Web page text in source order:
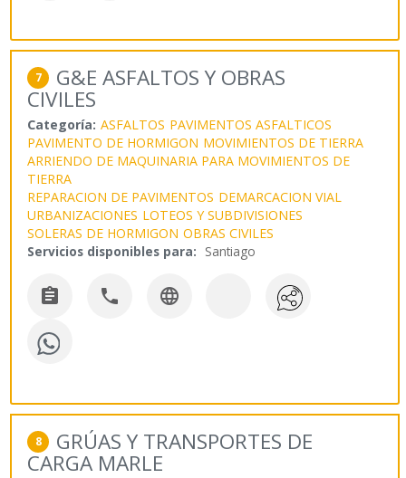
7 G&E ASFALTOS Y OBRAS
CIVILES
Categoría: ASFALTOS PAVIMENTOS ASFALTICOS
PAVIMENTO DE HORMIGON MOVIMIENTOS DE TIERRA
ARRIENDO DE MAQUINARIA PARA MOVIMIENTOS DE
TIERRA
REPARACION DE PAVIMENTOS DEMARCACION VIAL
URBANIZACIONES LOTEOS Y SUBDIVISIONES
SOLERAS DE HORMIGON OBRAS CIVILES
Servicios disponibles para: Santiago
  
8 GRÚAS Y TRANSPORTES DE
CARGA MARLE